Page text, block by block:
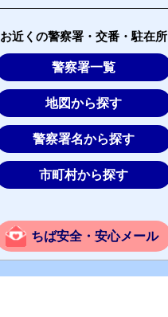
お近くの警察署・交番・駐在所
警察署一覧
地図から探す
警察署名から探す
市町村から探す
ちば安全・安心メール